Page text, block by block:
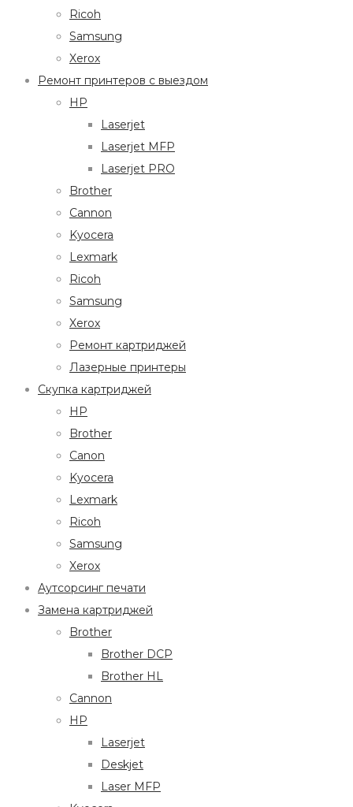
Ricoh
Samsung
Xerox
Ремонт принтеров с выездом
HP
Laserjet
Laserjet MFP
Laserjet PRO
Brother
Cannon
Kyocera
Lexmark
Ricoh
Samsung
Xerox
Ремонт картриджей
Лазерные принтеры
Скупка картриджей
HP
Brother
Canon
Kyocera
Lexmark
Ricoh
Samsung
Xerox
Аутсорсинг печати
Замена картриджей
Brother
Brother DCP
Brother HL
Cannon
HP
Laserjet
Deskjet
Laser MFP